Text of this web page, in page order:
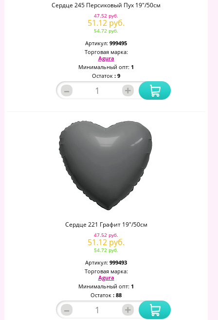
Сердце 245 Персиковый Пух 19"/50см
47.52 руб.
51.12 руб.
54.72 руб.
Артикул: 999495
Торговая марка:
Agura
Минимальный опт: 1
Остаток : 9
– +
Сердце 221 Графит 19"/50см
47.52 руб.
51.12 руб.
54.72 руб.
Артикул: 999493
Торговая марка:
Agura
Минимальный опт: 1
Остаток : 88
– +